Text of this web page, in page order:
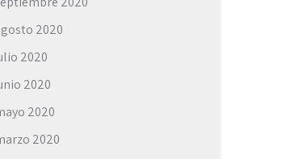
2020
2020
2020
2020
2020